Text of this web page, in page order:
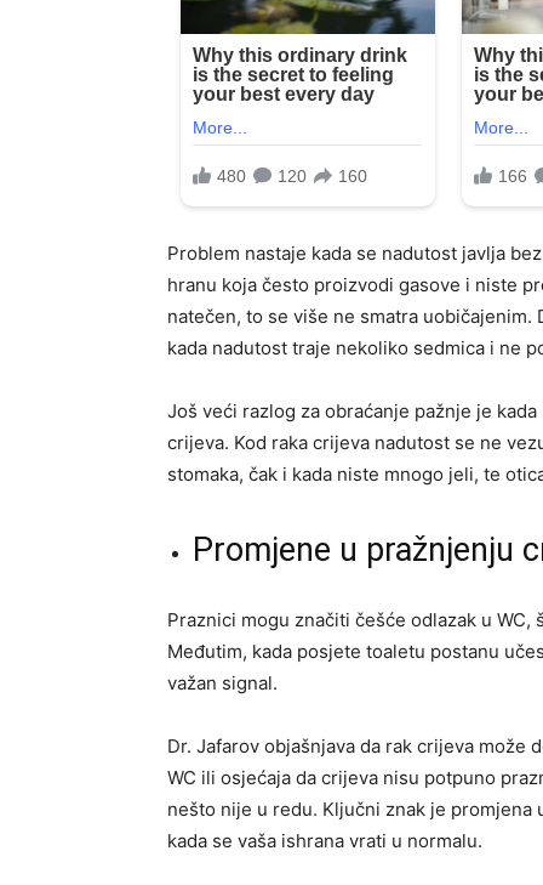
Problem nastaje kada se nadutost javlja
hranu koja često proizvodi gasove i niste
natečen, to se više ne smatra
kada nadutost traje nekoliko sedmica i ne
Još veći razlog za obraćanje pažnje je
crijeva. Kod raka crijeva nadutost se ne
stomaka, čak i kada niste mnogo jeli, te
Promjene u pražnjenju
Praznici mogu značiti češće odlazak u
Međutim, kada posjete toaletu postanu
važan signal.
Dr. Jafarov objašnjava da rak crijeva
WC ili osjećaja da crijeva nisu potpuno
nešto nije u redu. Ključni znak je
kada se vaša ishrana vrati u normalu.